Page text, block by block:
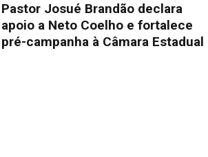
Pastor Josué Brandão declara
apoio a Neto Coelho e fortalece
pré-campanha à Câmara Estadual